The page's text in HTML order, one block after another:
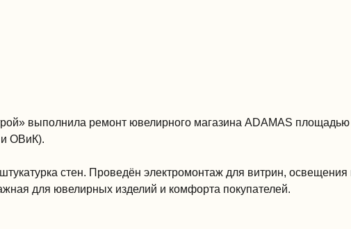
выполнила ремонт ювелирного магазина ADAMAS площадью
ОВиК).
стен. Проведён электромонтаж для витрин,
для ювелирных изделий и комфорта покупателей.